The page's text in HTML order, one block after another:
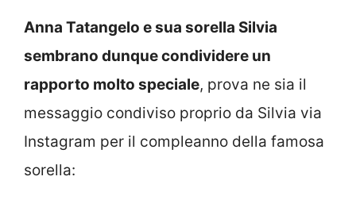
Anna Tatangelo e sua sorella Silvia
sembrano dunque condividere un
rapporto molto speciale, prova ne sia il
messaggio condiviso proprio da Silvia via
Instagram per il compleanno della famosa
sorella: